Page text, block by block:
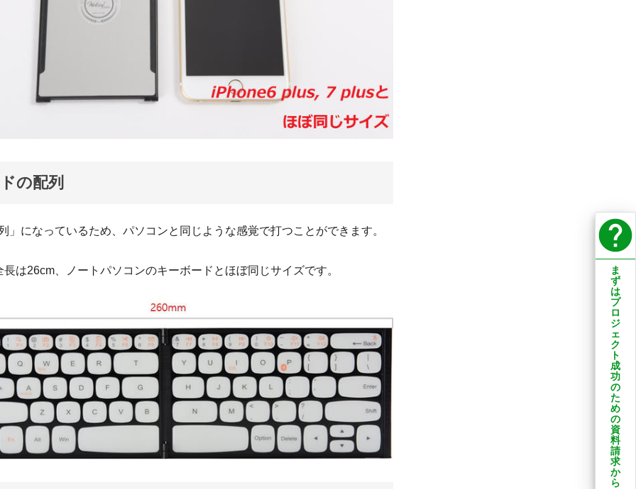
の配列
」になっているため、パソコンと同じような感覚で打つことができます。
は26cm、ノートパソコンのキーボードとほぼ同じサイズです。
help
ま
ず
は
プ
ロ
ジ
ェ
ク
ト
成
功
の
た
め
の
資
料
請
求
か
ら